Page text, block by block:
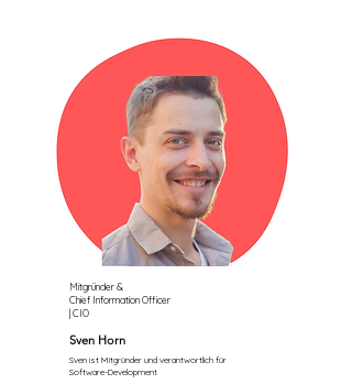
Mitgründer &
Chief Information Officer
| CIO
Sven Horn
Sven ist Mitgründer und verantwortlich für
Software-Development